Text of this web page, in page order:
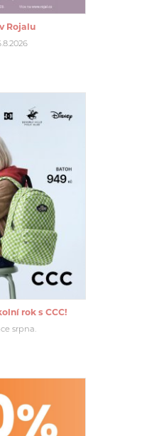
Rojalu
rok s CCC!
srpna.